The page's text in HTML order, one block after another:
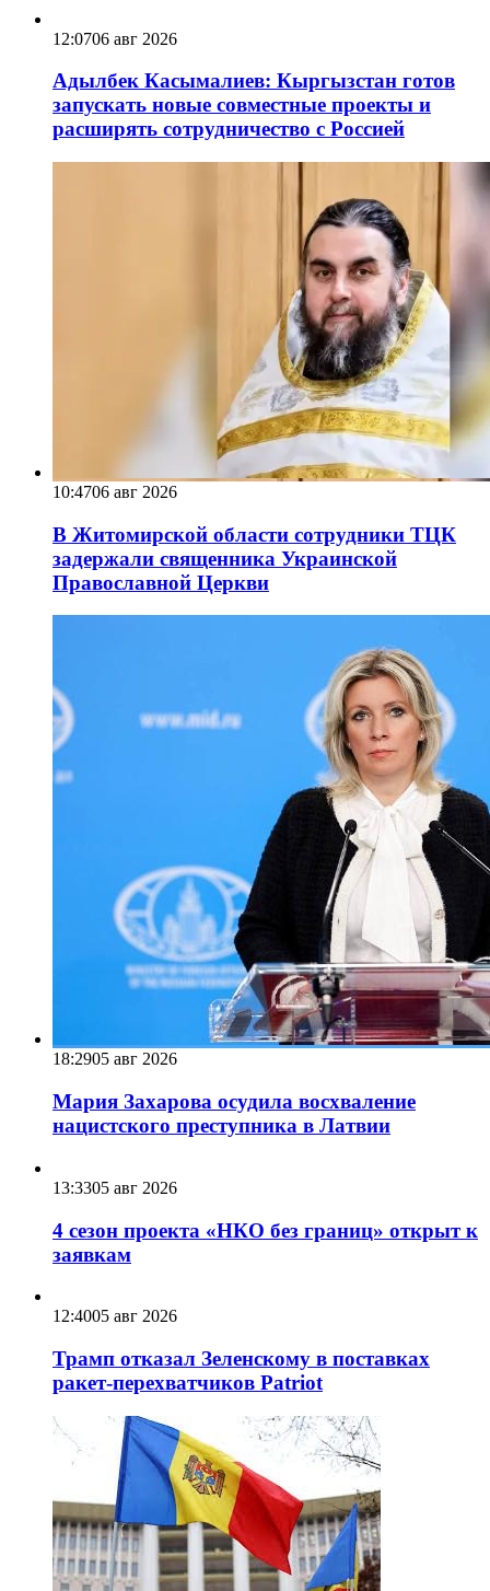
12:0706 авг 2026
Адылбек Касымалиев: Кыргызстан готов
запускать новые совместные проекты и
расширять сотрудничество с Россией
10:4706 авг 2026
В Житомирской области сотрудники ТЦК
задержали священника Украинской
Православной Церкви
18:2905 авг 2026
Мария Захарова осудила восхваление
нацистского преступника в Латвии
13:3305 авг 2026
4 сезон проекта «НКО без границ» открыт к
заявкам
12:4005 авг 2026
Трамп отказал Зеленскому в поставках
ракет-перехватчиков Patriot